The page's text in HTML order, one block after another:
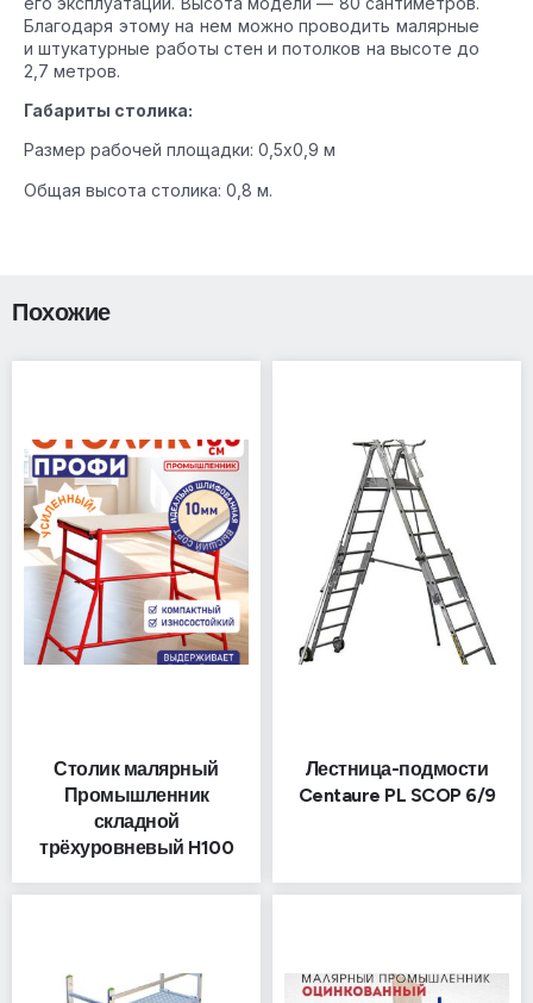
Благодаря этому на нем можно проводить малярные
и штукатурные работы стен и потолков на высоте до
2,7 метров.
Габариты столика:
Размер рабочей площадки: 0,5х0,9 м
Общая высота столика: 0,8 м.
Похожие
Столик малярный
Промышленник
складной
трёхуровневый H100
Лестница-подмости
Centaure PL SCOP 6/9